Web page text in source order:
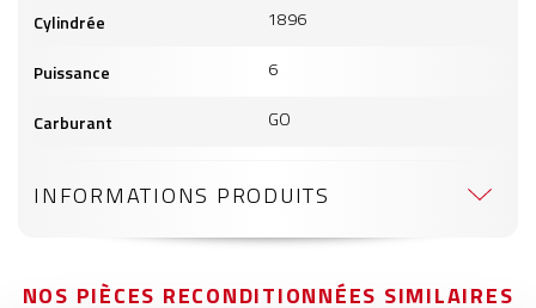
Cylindrée 1896
Puissance 6
Carburant GO
INFORMATIONS PRODUITS
NOS PIÈCES RECONDITIONNÉES SIMILAIRES